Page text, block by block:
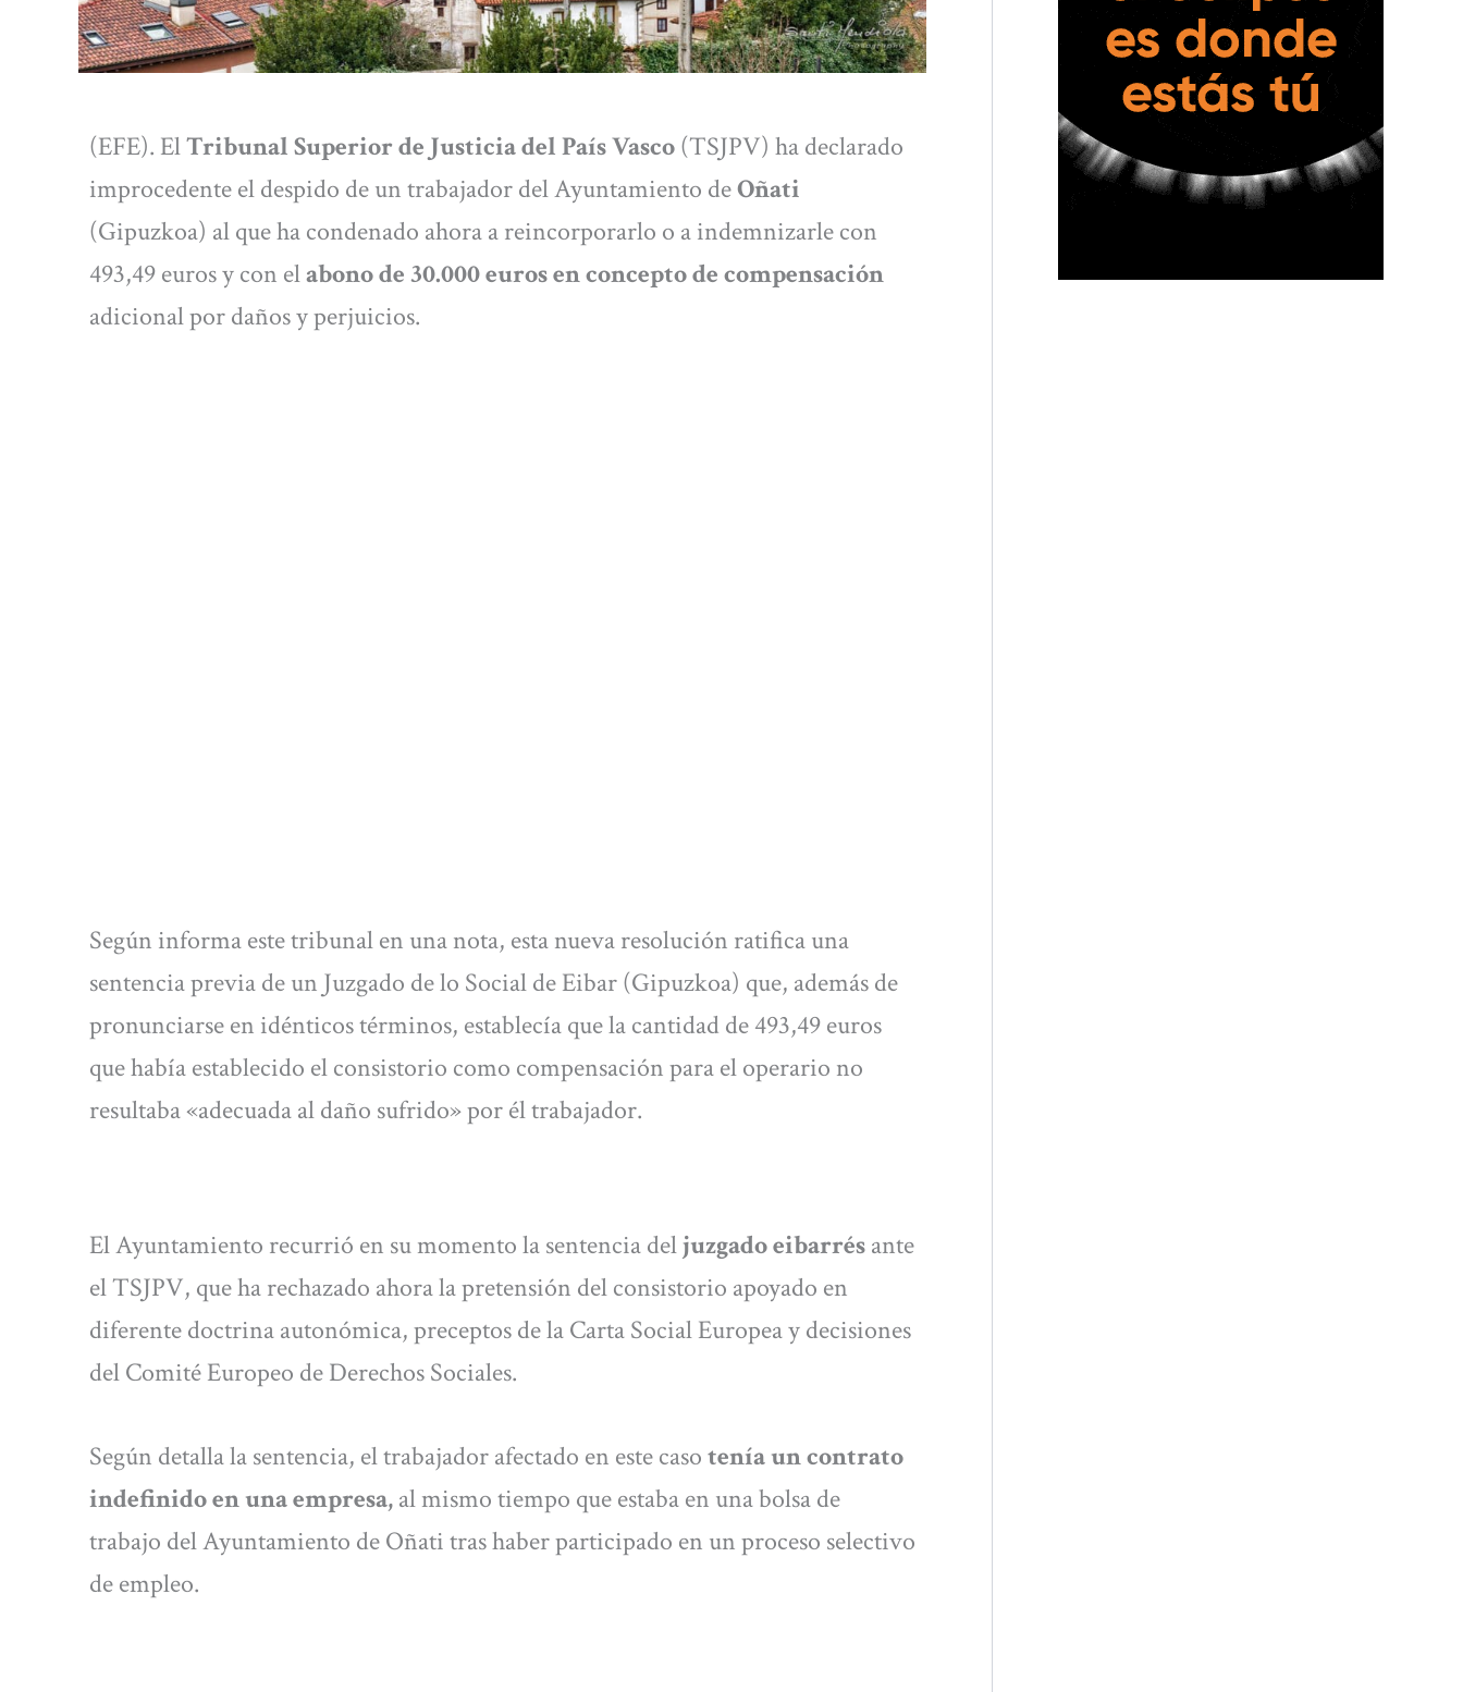
(EFE). ElTribunal Superior de Justicia del País Vasco(TSJPV) ha declarado
improcedente el despido de un trabajador del Ayuntamiento deOñati
(Gipuzkoa) al que ha condenado ahora a reincorporarlo o a indemnizarle con
493,49 euros y con elabono de 30.000 euros en concepto de compensación
adicional por daños y perjuicios.
Según informa este tribunal en una nota, esta nueva resolución ratifica una
sentencia previa de un Juzgado de lo Social de Eibar (Gipuzkoa) que, además de
pronunciarse en idénticos términos, establecía que la cantidad de 493,49 euros
que había establecido el consistorio como compensación para el operario no
resultaba «adecuada al daño sufrido» por él trabajador.
El Ayuntamiento recurrió en su momento la sentencia deljuzgado eibarrésante
el TSJPV, que ha rechazado ahora la pretensión del consistorio apoyado en
diferente doctrina autonómica, preceptos de la Carta Social Europea y decisiones
del Comité Europeo de Derechos Sociales.
Según detalla la sentencia, el trabajador afectado en este casotenía un contrato
indefinido en una empresa,al mismo tiempo que estaba en una bolsa de
trabajo del Ayuntamiento de Oñati tras haber participado en un proceso selectivo
de empleo.